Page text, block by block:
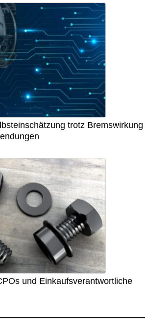
trotz Bremswirkung
und Einkaufsverantwortliche